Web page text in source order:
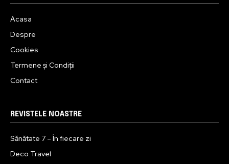
Acasa
Despre
Cookies
Termene și Condiții
Contact
REVISTELE NOASTRE
Sănătate 7 – În fiecare zi
Deco Travel